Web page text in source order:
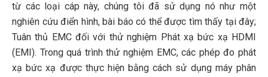
từ các loại cáp này, chúng tôi đã sử dụng nó như một
nghiên cứu điển hình, bài báo có thể được tìm thấy tại đây;
Tuân thủ EMC đối với thử nghiệm Phát xạ bức xạ HDMI
(EMI). Trong quá trình thử nghiệm EMC, các phép đo phát
xạ bức xạ được thực hiện bằng cách sử dụng máy phân